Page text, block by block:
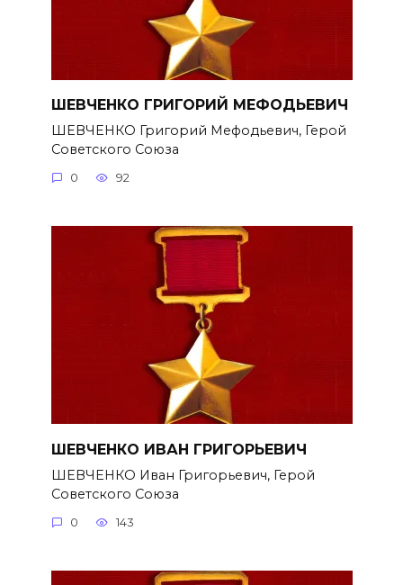
ШЕВЧЕНКО ГРИГОРИЙ МЕФОДЬЕВИЧ
ШЕВЧЕНКО Григорий Мефодьевич, Герой
Советского Союза
0 92
ШЕВЧЕНКО ИВАН ГРИГОРЬЕВИЧ
ШЕВЧЕНКО Иван Григорьевич, Герой
Советского Союза
0 143